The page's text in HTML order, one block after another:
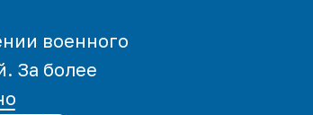
военного
За более